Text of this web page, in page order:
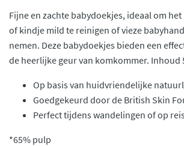
Fijne en zachte babydoekjes, ideaal om
of kindje mild te reinigen of vieze
nemen. Deze babydoekjes bieden een
de heerlijke geur van komkommer. Inhoud
Op basis van huidvriendelijke
Goedgekeurd door de British Skin
Perfect tijdens wandelingen of op
*65% pulp